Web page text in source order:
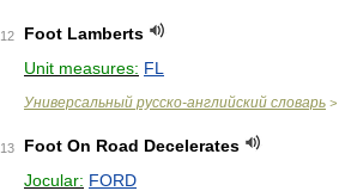
12
Foot Lamberts
Unit measures: FL
Универсальный русско-английский словарь >
13
Foot On Road Decelerates
Jocular: FORD